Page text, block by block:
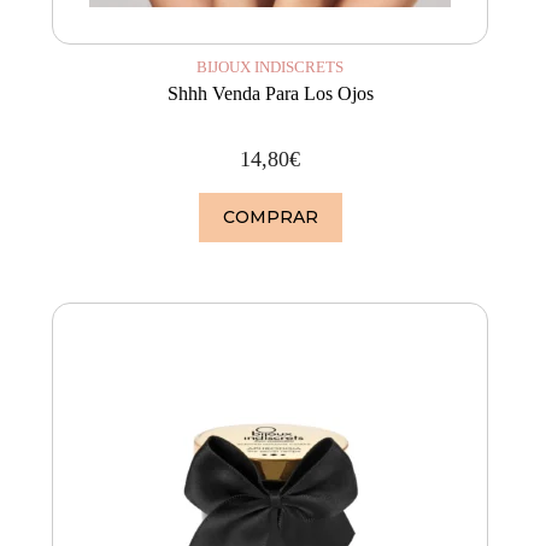
BIJOUX INDISCRETS
Shhh Venda Para Los Ojos
14,80€
COMPRAR